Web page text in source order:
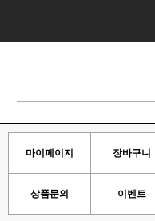
마이페이지 장바구니
상품문의 이벤트